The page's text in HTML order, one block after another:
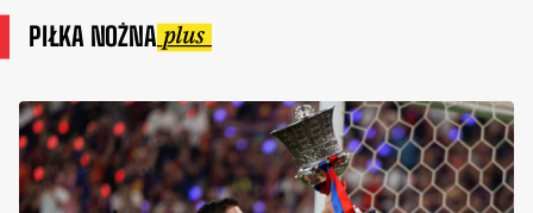
PIŁKA NOŻNA